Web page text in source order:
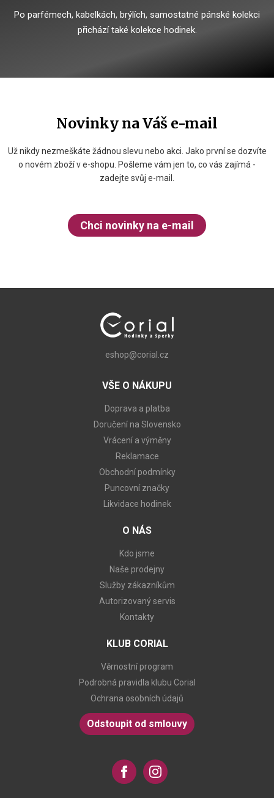
Po parfémech, kabelkách, brýlích, samostatné pánské kolekci
přichází také kolekce hodinek.
Novinky na Váš e-mail
Už nikdy nezmeškáte žádnou slevu nebo akci. Jako první se dozvíte
o novém zboží v e-shopu. Pošleme vám jen to, co vás zajímá -
zadejte svůj e-mail.
Chci novinky na e-mail
eshop@corial.cz
VŠE O NÁKUPU
Doprava a platba
Doručení na Slovensko
Vrácení a výměny
Reklamace
Obchodní podmínky
Puncovní značky
Likvidace hodinek
O NÁS
Kdo jsme
Naše prodejny
Služby zákazníkům
Autorizovaný servis
Kontakty
KLUB CORIAL
Věrnostní program
Podrobná pravidla klubu Corial
Ochrana osobních údajů
Odstoupit od smlouvy